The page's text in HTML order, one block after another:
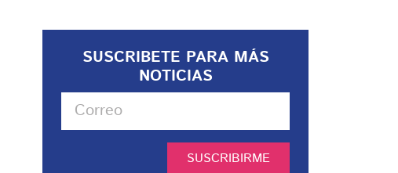
SUSCRIBETE PARA MÁS
NOTICIAS
SUSCRIBIRME